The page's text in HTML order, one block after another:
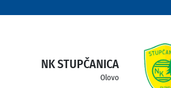
NK STUPČANICA
Olovo